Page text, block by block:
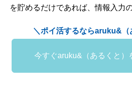
を貯めるだけであれば、情報入力
＼ポイ活するならaruku&（
今すぐaruku&（あるくと）